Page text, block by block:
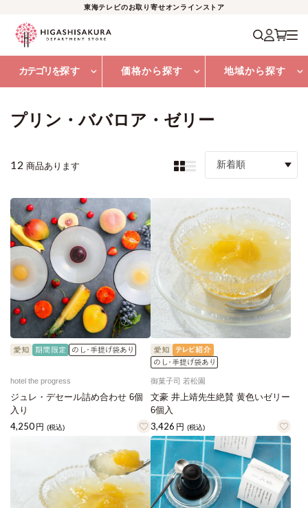
東海テレビのお取り寄せオンラインストア
カテゴリを探す 価格から探す 地域から探す
プリン・ババロア・ゼリー
12 商品あります 新着順
hotel the progress
ジュレ・デセール詰め合わせ 6個
入り
4,250 円 (税込)
御菓子司 若松園
文豪 井上靖先生絶賛 黄色いゼリー
6個入
3,426 円 (税込)